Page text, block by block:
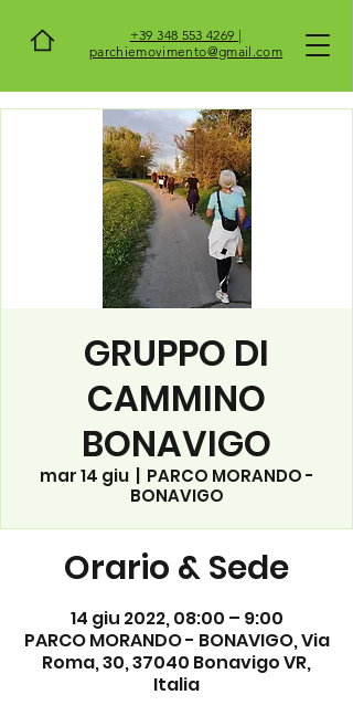
+39 348 553 4269 |
parchiemovimento@gmail.com
GRUPPO DI
CAMMINO
BONAVIGO
mar 14 giu
  |
PARCO MORANDO -
BONAVIGO
Orario & Sede
14 giu 2022, 08:00 – 9:00
PARCO MORANDO - BONAVIGO, Via
Roma, 30, 37040 Bonavigo VR,
Italia